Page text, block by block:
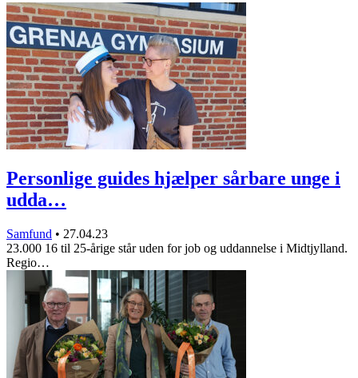
Personlige guides hjælper sårbare unge i
udda…
Samfund • 27.04.23
23.000 16 til 25-årige står uden for job og uddannelse i Midtjylland.
Regio…